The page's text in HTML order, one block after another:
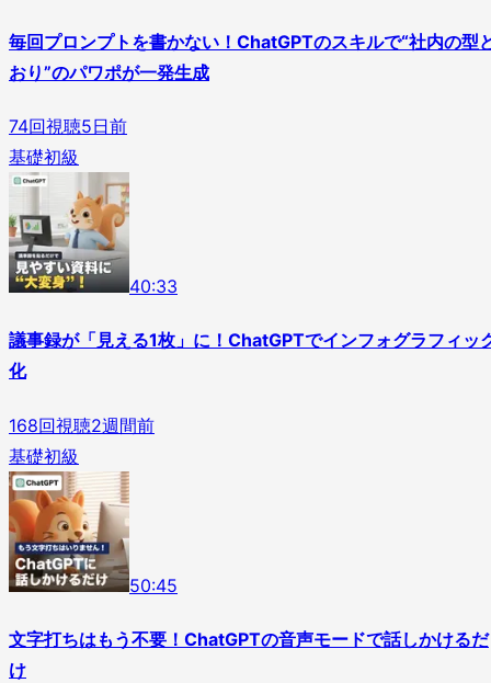
毎回プロンプトを書かない！ChatGPTのスキルで“社内の型
おり”のパワポが一発生成
74回視聴5日前
基礎初級
40:33
議事録が「見える1枚」に！ChatGPTでインフォグラフィッ
化
168回視聴2週間前
基礎初級
50:45
文字打ちはもう不要！ChatGPTの音声モードで話しかけるだ
け